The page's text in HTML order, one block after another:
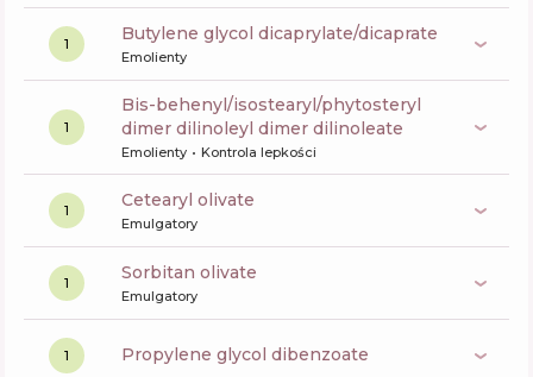
1 butylene glycol dicaprylate/dicaprate
Emolienty
1
bis-behenyl/isostearyl/phytosteryl
dimer dilinoleyl dimer dilinoleate
Emolienty Kontrola lepkości
1 cetearyl olivate
Emulgatory
1 sorbitan olivate
Emulgatory
1 propylene glycol dibenzoate